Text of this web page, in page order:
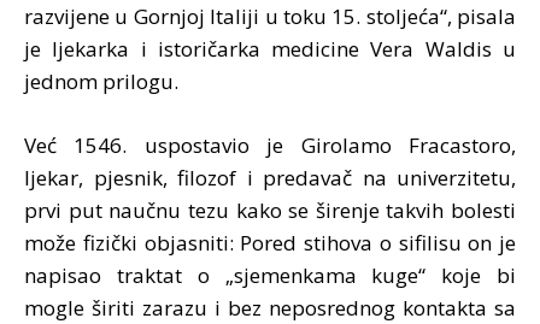
razvijene u Gornjoj Italiji u toku 15. stoljeća“, pisala
je ljekarka i istoričarka medicine Vera Waldis u
jednom prilogu.
Već 1546. uspostavio je Girolamo Fracastoro,
ljekar, pjesnik, filozof i predavač na univerzitetu,
prvi put naučnu tezu kako se širenje takvih bolesti
može fizički objasniti: Pored stihova o sifilisu on je
napisao traktat o „sjemenkama kuge“ koje bi
mogle širiti zarazu i bez neposrednog kontakta sa